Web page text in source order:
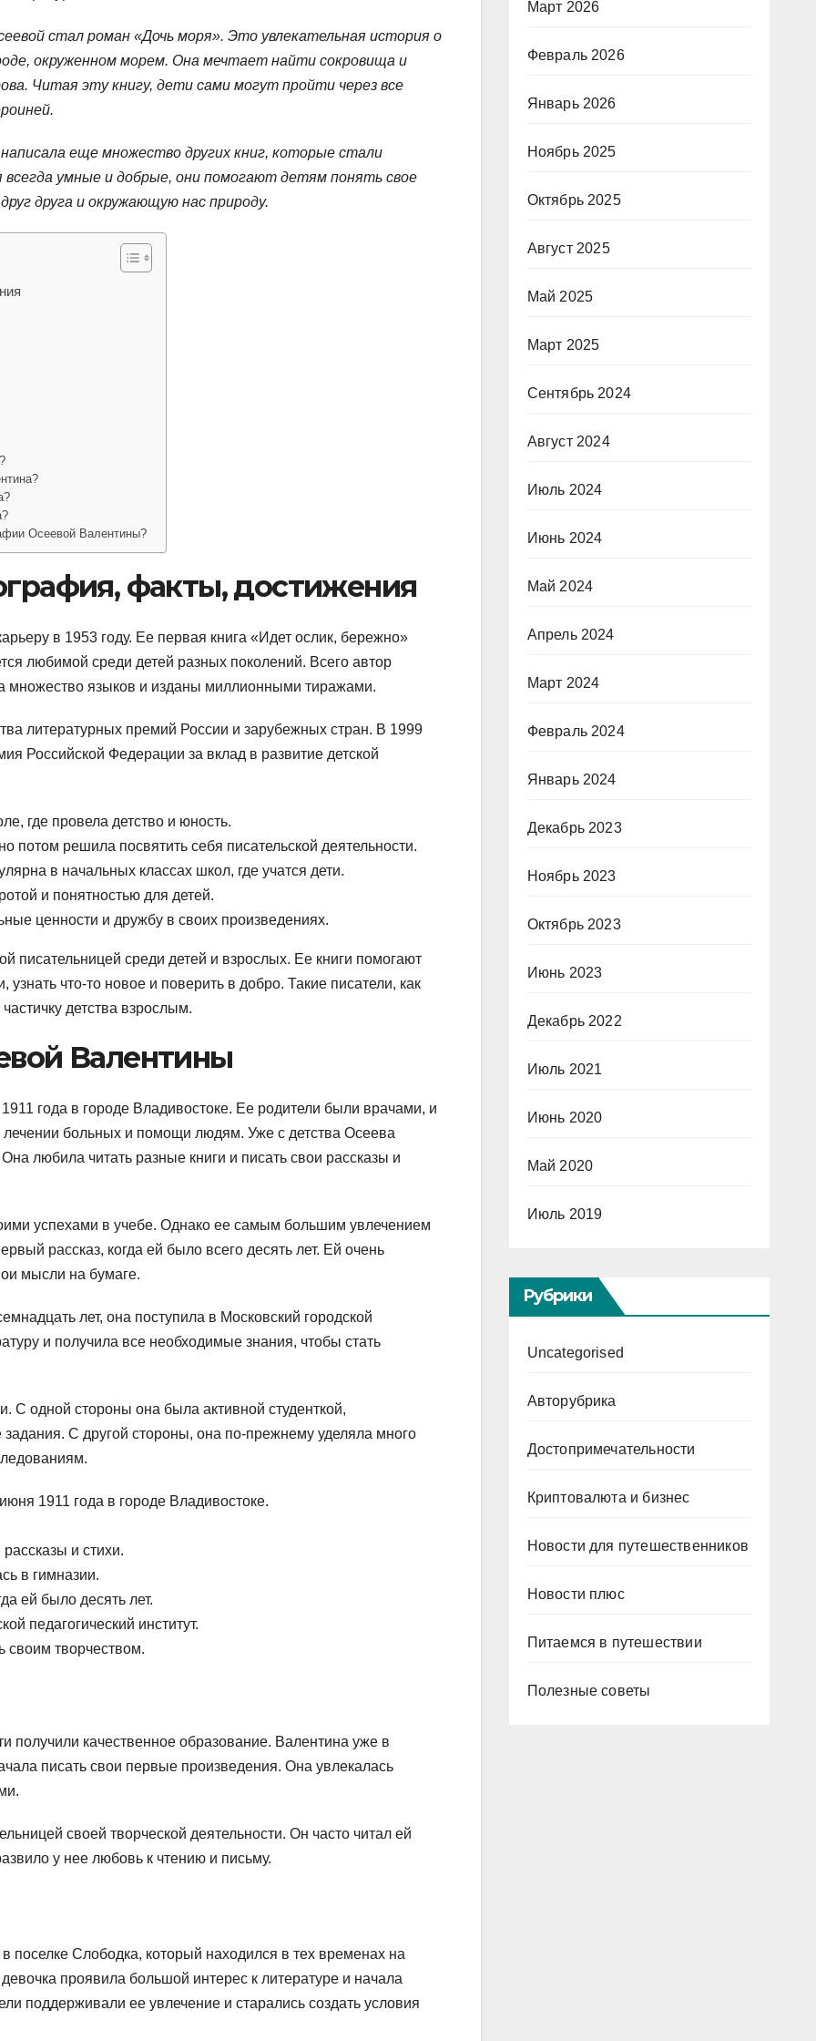
стал роман «Дочь моря». Это увлекательная история о
окруженном морем. Она мечтает найти сокровища и
Читая эту книгу, дети сами могут пройти через все
еще множество других книг, которые стали
умные и добрые, они помогают детям понять свое
друга и окружающую нас природу.
Осеевой Валентины?
факты, достижения
в 1953 году. Ее первая книга «Идет ослик, бережно»
любимой среди детей разных поколений. Всего автор
множество языков и изданы миллионными тиражами.
литературных премий России и зарубежных стран. В 1999
Российской Федерации за вклад в развитие детской
где провела детство и юность.
потом решила посвятить себя писательской деятельности.
в начальных классах школ, где учатся дети.
и понятностью для детей.
ценности и дружбу в своих произведениях.
писательницей среди детей и взрослых. Ее книги помогают
узнать что-то новое и поверить в добро. Такие писатели, как
детства взрослым.
Валентины
года в городе Владивостоке. Ее родители были врачами, и
лечении больных и помощи людям. Уже с детства Осеева
любила читать разные книги и писать свои рассказы и
успехами в учебе. Однако ее самым большим увлечением
рассказ, когда ей было всего десять лет. Ей очень
мысли на бумаге.
лет, она поступила в Московский городской
и получила все необходимые знания, чтобы стать
С одной стороны она была активной студенткой,
С другой стороны, она по-прежнему уделяла много
1911 года в городе Владивостоке.
и стихи.
в гимназии.
ей было десять лет.
педагогический институт.
своим творчеством.
качественное образование. Валентина уже в
писать свои первые произведения. Она увлекалась
своей творческой деятельности. Он часто читал ей
у нее любовь к чтению и письму.
поселке Слободка, который находился в тех временах на
проявила большой интерес к литературе и начала
поддерживали ее увлечение и старались создать условия
Март 2026
Февраль 2026
Январь 2026
Ноябрь 2025
Октябрь 2025
Август 2025
Май 2025
Март 2025
Сентябрь 2024
Август 2024
Июль 2024
Июнь 2024
Май 2024
Апрель 2024
Март 2024
Февраль 2024
Январь 2024
Декабрь 2023
Ноябрь 2023
Октябрь 2023
Июнь 2023
Декабрь 2022
Июль 2021
Июнь 2020
Май 2020
Июль 2019
Рубрики
Uncategorised
Авторубрика
Достопримечательности
Криптовалюта и бизнес
Новости для путешественников
Новости плюс
Питаемся в путешествии
Полезные советы